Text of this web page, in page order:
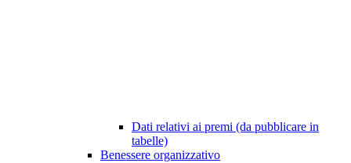
Dati relativi ai premi (da pubblicare in
tabelle)
Benessere organizzativo